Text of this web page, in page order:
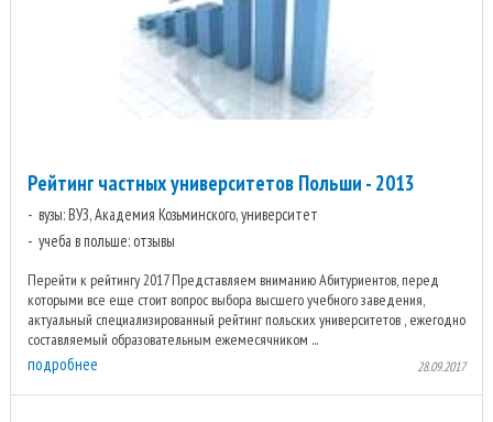
Рейтинг частных университетов Польши - 2013
вузы: ВУЗ, Академия Козьминского, университет
учеба в польше: отзывы
Перейти к рейтингу 2017 Представляем вниманию Абитуриентов, перед
которыми все еще стоит вопрос выбора высшего учебного заведения,
актуальный специализированный рейтинг польских университетов , ежегодно
составляемый образовательным ежемесячником ...
подробнее 28.09.2017